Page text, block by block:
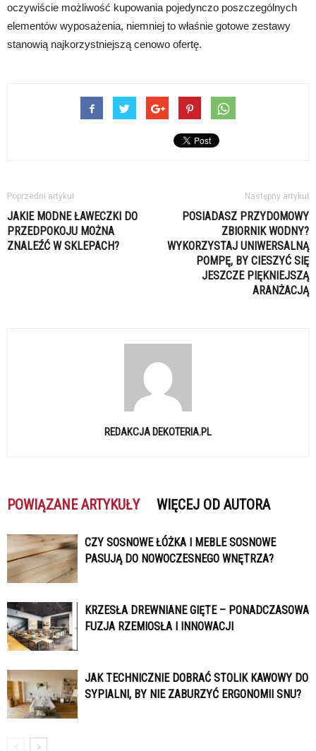
oczywiście możliwość kupowania pojedynczo poszczególnych
elementów wyposażenia, niemniej to właśnie gotowe zestawy
stanowią najkorzystniejszą cenowo ofertę.
Poprzedni artykuł
JAKIE MODNE ŁAWECZKI DO
PRZEDPOKOJU MOŻNA
ZNALEŹĆ W SKLEPACH?
Następny artykuł
POSIADASZ PRZYDOMOWY
ZBIORNIK WODNY?
WYKORZYSTAJ UNIWERSALNĄ
POMPĘ, BY CIESZYĆ SIĘ
JESZCZE PIĘKNIEJSZĄ
ARANŻACJĄ
REDAKCJA DEKOTERIA.PL
POWIĄZANE ARTYKUŁY WIĘCEJ OD AUTORA
CZY SOSNOWE ŁÓŻKA I MEBLE SOSNOWE
PASUJĄ DO NOWOCZESNEGO WNĘTRZA?
KRZESŁA DREWNIANE GIĘTE – PONADCZASOWA
FUZJA RZEMIOSŁA I INNOWACJI
JAK TECHNICZNIE DOBRAĆ STOLIK KAWOWY DO
SYPIALNI, BY NIE ZABURZYĆ ERGONOMII SNU?